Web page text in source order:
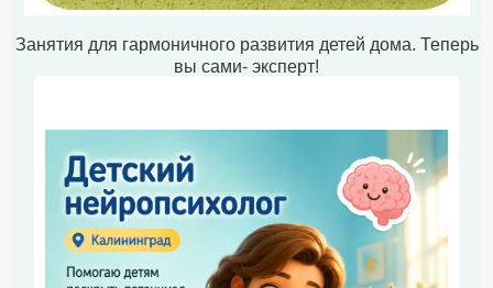
Занятия для гармоничного развития детей дома. Теперь
вы сами- эксперт!